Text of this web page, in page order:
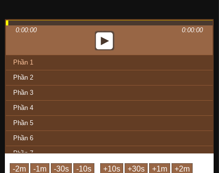
0:00:00 0:00:00
Phần 1
Phần 2
Phần 3
Phần 4
Phần 5
Phần 6
Phần 7
Phần 8